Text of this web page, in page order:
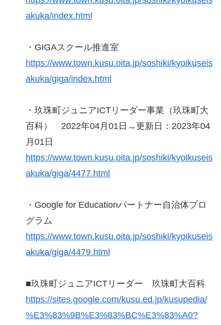
akuka/index.html
・GIGAスクール推進室
https://www.town.kusu.oita.jp/soshiki/kyoikuseis
akuka/giga/index.html
・玖珠町ジュニアICTリーダー事業（玖珠町大
百科） 2022年04月01日→更新日：2023年04
月01日
https://www.town.kusu.oita.jp/soshiki/kyoikuseis
akuka/giga/4477.html
・Google for Educationパートナー自治体プロ
グラム
https://www.town.kusu.oita.jp/soshiki/kyoikuseis
akuka/giga/4479.html
■玖珠町ジュニアICTリーダー 玖珠町大百科
https://sites.google.com/kusu.ed.jp/kusupedia/
%E3%83%9B%E3%83%BC%E3%83%A0?